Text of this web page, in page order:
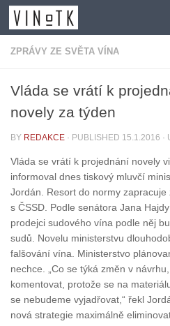
Skip to content
ZPRÁVY ZE SVĚTA VÍNA
Vláda se vrátí k
novely za týden
BY REDAKCE · PUBLISHED 15.1.2016 ·
Vláda se vrátí k projednání novely
informoval dnes tiskový mluvčí
Jordán. Resort do normy
s ČSSD. Podle senátora Jana
prodejci sudového vína podle něj
sudů. Novelu ministerstvu
falšování vína. Ministerstvo
nechce. „Co se týká změn v
komentovat, protože se na
se nebudeme vyjadřovat,“ řekl
nová strategie maximálně